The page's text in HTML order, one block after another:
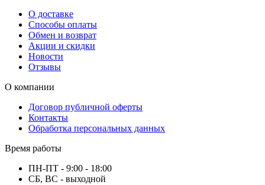
О доставке
Способы оплаты
Обмен и возврат
Акции и скидки
Новости
Отзывы
О компании
Договор публичной оферты
Контакты
Обработка персональных данных
Время работы
ПН-ПТ - 9:00 - 18:00
СБ, ВС - выходной